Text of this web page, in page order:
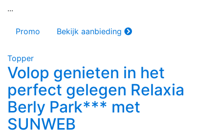
...
Promo Bekijk aanbieding
Topper
Volop genieten in het
perfect gelegen Relaxia
Berly Park*** met
SUNWEB